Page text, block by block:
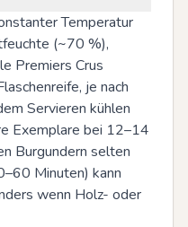
Temperatur
(~70 %),
Premiers Crus
je nach
Servieren kühlen
Exemplare bei 12–14
Burgundern selten
Minuten) kann
wenn Holz- oder